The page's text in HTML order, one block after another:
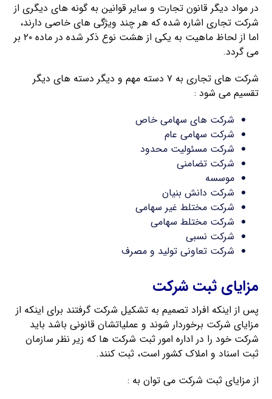
در مواد دیگر قانون تجارت و سایر قوانین به گونه های دیگری از
شرکت تجاری اشاره شده که هر چند ویژگی های خاصی دارند،
اما از لحاظ ماهیت به یکی از هشت نوع ذکر شده در ماده ۲۰ بر
می گردد.
شرکت های تجاری به ۷ دسته مهم و دیگر دسته های دیگر
تقسیم می شود :
شرکت های سهامی خاص
شرکت سهامی عام
شرکت مسئولیت محدود
شرکت تضامنی
موسسه
شرکت دانش بنیان
شرکت مختلط غیر سهامی
شرکت مختلط سهامی
شرکت نسبی
شرکت تعاونی تولید و مصرف
مزایای ثبت شرکت
پس از اینکه افراد تصمیم به تشکیل شرکت گرفتند برای اینکه از
مزایای شرکت برخوردار شوند و عملیاتشان قانونی باشد باید
شرکت خود را در اداره امور ثبت شرکت‌ ها که زیر نظر سازمان
ثبت اسناد و املاک کشور است، ثبت کنند.
از مزایای ثبت شرکت می توان به :